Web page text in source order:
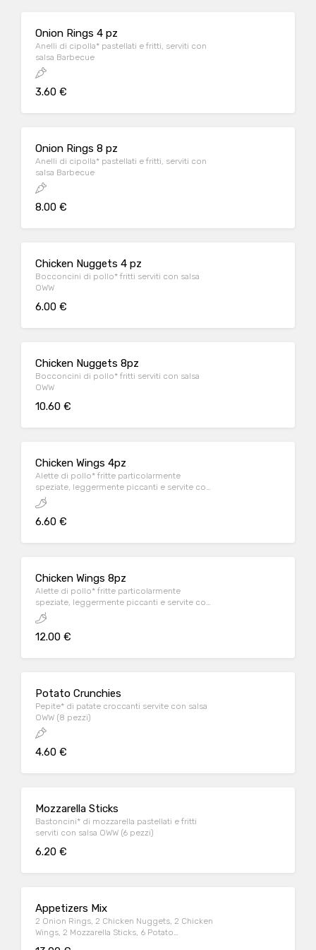
Onion Rings 4 pz
Anelli di cipolla* pastellati e fritti, serviti con
salsa Barbecue
3.60 €
Onion Rings 8 pz
Anelli di cipolla* pastellati e fritti, serviti con
salsa Barbecue
8.00 €
Chicken Nuggets 4 pz
Bocconcini di pollo* fritti serviti con salsa
OWW
6.00 €
Chicken Nuggets 8pz
Bocconcini di pollo* fritti serviti con salsa
OWW
10.60 €
Chicken Wings 4pz
Alette di pollo* fritte particolarmente
speziate, leggermente piccanti e servite con
salsa OWW
6.60 €
Chicken Wings 8pz
Alette di pollo* fritte particolarmente
speziate, leggermente piccanti e servite con
salsa OWW
12.00 €
Potato Crunchies
Pepite* di patate croccanti servite con salsa
OWW (8 pezzi)
4.60 €
Mozzarella Sticks
Bastoncini* di mozzarella pastellati e fritti
serviti con salsa OWW (6 pezzi)
6.20 €
Appetizers Mix
2 Onion Rings, 2 Chicken Nuggets, 2 Chicken
Wings, 2 Mozzarella Sticks, 6 Potato